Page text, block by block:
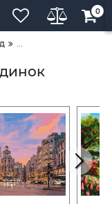
0
...